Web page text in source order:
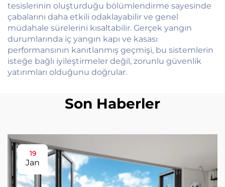
tesislerinin oluşturduğu bölümlendirme sayesinde
çabalarını daha etkili odaklayabilir ve genel
müdahale sürelerini kısaltabilir. Gerçek yangın
durumlarında iç yangın kapı ve kasası
performansının kanıtlanmış geçmişi, bu sistemlerin
isteğe bağlı iyileştirmeler değil, zorunlu güvenlik
yatırımları olduğunu doğrular.
Son Haberler
19
Jan